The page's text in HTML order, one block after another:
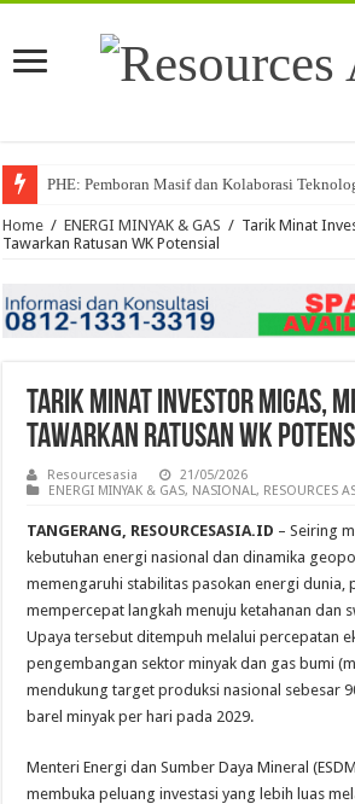
PHE: Pemboran Masif dan Kolaborasi
Home / ENERGI MINYAK & GAS / Tarik Minat
Tawarkan Ratusan WK Potensial
Tarik Minat Investor Migas,
Tawarkan Ratusan WK
Resourcesasia
21/05/2026
ENERGI MINYAK & GAS, NASIONAL, RESOURCES
TANGERANG, RESOURCESASIA.ID – Seiring
kebutuhan energi nasional dan dinamika
memengaruhi stabilitas pasokan energi dunia,
mempercepat langkah menuju ketahanan dan
Upaya tersebut ditempuh melalui percepatan
pengembangan sektor minyak dan gas bumi
mendukung target produksi nasional sebesar
barel minyak per hari pada 2029.
Menteri Energi dan Sumber Daya Mineral
membuka peluang investasi yang lebih luas